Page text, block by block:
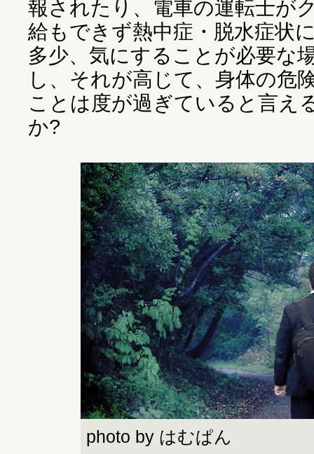
報されたり、電車の運転士が
給もできず熱中症・脱水症状
多少、気にすることが必要な
し、それが高じて、身体の危
ことは度が過ぎていると言え
か?
photo by はむぱん